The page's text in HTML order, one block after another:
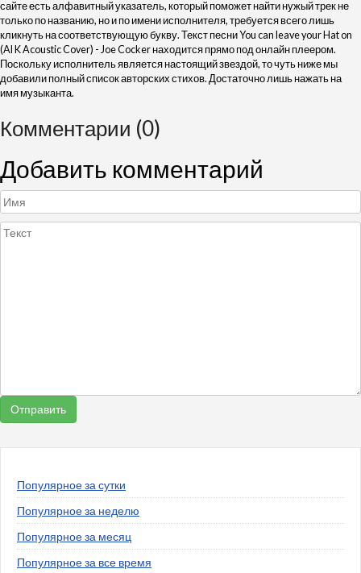
сайте есть алфавитный указатель, который поможет найти нужый трек не
только по названию, но и по имени исполнителя, требуется всего лишь
кликнуть на соответствующую букву. Текст песни You can leave your Hat on
(Al K Acoustic Cover) - Joe Cocker находится прямо под онлайн плеером.
Поскольку исполнитель является настоящий звездой, то чуть ниже мы
добавили полный список авторских стихов. Достаточно лишь нажать на
имя музыканта.
Комментарии (0)
Добавить комментарий
Популярное за сутки
Популярное за неделю
Популярное за месяц
Популярное за все время